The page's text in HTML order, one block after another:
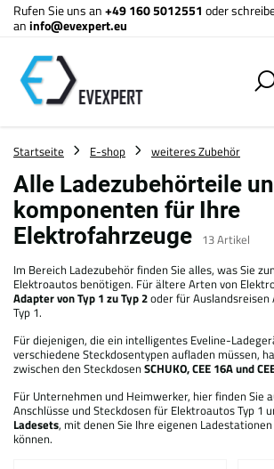
Rufen Sie uns an+49 160 5012551 oder
aninfo@evexpert.eu
Startseite E-shop weiteres Zubehör
Alle Ladezubehörteile
komponenten für Ihre
Elektrofahrzeuge 13Artikel
Im Bereich Ladezubehör finden Sie alles, was Sie
Elektroautos benötigen. Für ältere Arten von
Adapter von Typ 1 zu Typ 2oder für Auslandsreisen
Typ 1.
Für diejenigen, die ein intelligentes Eveline-
verschiedene Steckdosentypen aufladen müssen,
zwischen den SteckdosenSCHUKO, CEE 16A und
Für Unternehmen und Heimwerker, hier finden Sie
Anschlüsse und Steckdosen für Elektroautos Typ 1
Ladesets, mit denen Sie Ihre eigenen
können.